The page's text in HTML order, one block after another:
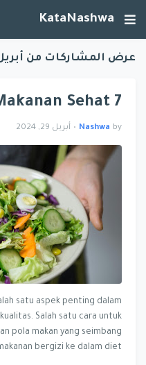
KataNashwa
عرض المشاركات من أبريل,
7 Makanan Sehat
by
Nashwa
• أبريل 29, 2024
satu aspek penting dalam
Salah satu cara untuk
pola makan yang seimbang
bergizi ke dalam diet